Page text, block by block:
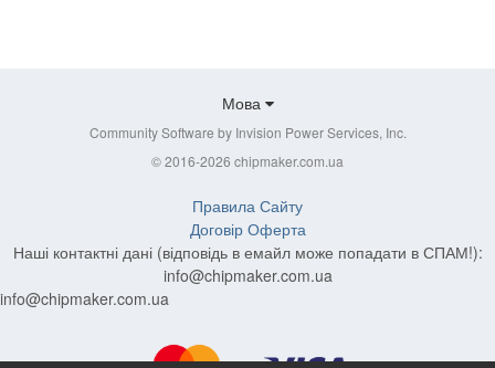
Мова
Community Software by Invision Power Services, Inc.
© 2016-2026 chipmaker.com.ua
Правила Сайту
Договір Оферта
Наші контактні дані (відповідь в емайл може попадати в СПАМ!):
info@chipmaker.com.ua
info@chipmaker.com.ua